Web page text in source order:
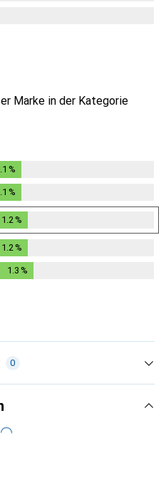
Marke in der Kategorie
%
%
1.2 %
1.2 %
1.3 %
0